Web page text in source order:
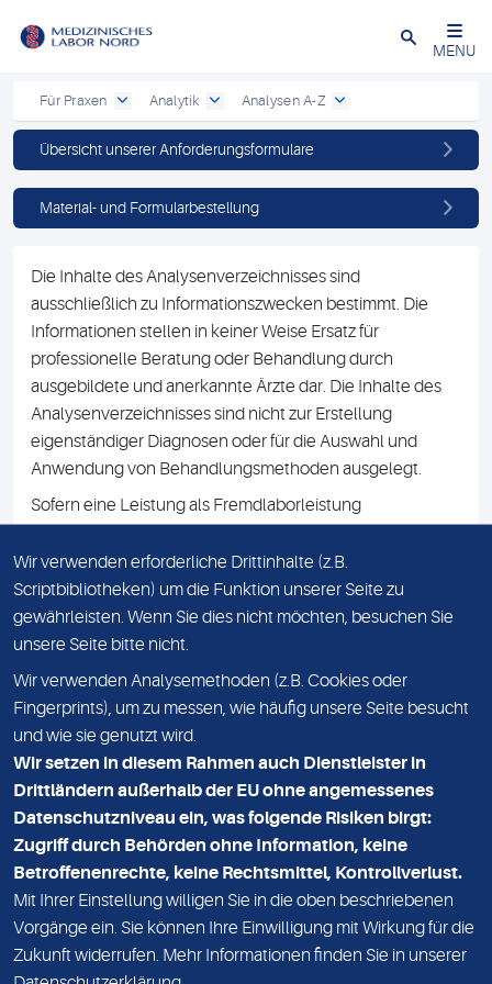
Schließen
MENU
Für Praxen Analytik Analysen A-Z
Übersicht unserer Anforderungsformulare
Material- und Formularbestellung
Die Inhalte des Analysenverzeichnisses sind
ausschließlich zu Informationszwecken bestimmt. Die
Informationen stellen in keiner Weise Ersatz für
professionelle Beratung oder Behandlung durch
ausgebildete und anerkannte Ärzte dar. Die Inhalte des
Analysenverzeichnisses sind nicht zur Erstellung
eigenständiger Diagnosen oder für die Auswahl und
Anwendung von Behandlungsmethoden ausgelegt.
Sofern eine Leistung als Fremdlaborleistung
Namen des Fremdlabors mit. Mit der Beauftragung der
Fremdlaborleistung erklären Sie sich mit dieser
Vereinbarung einverstanden.
DATENSCHUTZ
KONTAKT
NEWSLETTER
ADRESSE
MVZ Medizinisches Labor Nord MLN GmbH
Essener Straße 108
22419 Hamburg
Wir verwenden erforderliche Drittinhalte (z.B.
Scriptbibliotheken) um die Funktion unserer Seite zu
gewährleisten. Wenn Sie dies nicht möchten, besuchen Sie
unsere Seite bitte nicht.
Wir verwenden Analysemethoden (z.B. Cookies oder
Fingerprints), um zu messen, wie häufig unsere Seite besucht
und wie sie genutzt wird.
Wir setzen in diesem Rahmen auch Dienstleister in
Drittländern außerhalb der EU ohne angemessenes
Datenschutzniveau ein, was folgende Risiken birgt:
Zugriff durch Behörden ohne Information, keine
Betroffenenrechte, keine Rechtsmittel, Kontrollverlust.
Mit Ihrer Einstellung willigen Sie in die oben beschriebenen
Vorgänge ein. Sie können Ihre Einwilligung mit Wirkung für die
Zukunft widerrufen. Mehr Informationen finden Sie in unserer